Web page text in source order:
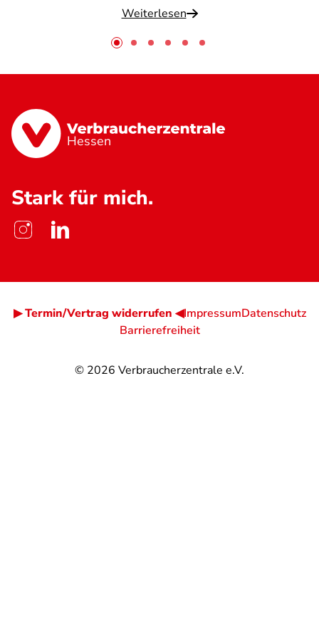
Weiterlesen
Hessen
Stark für mich.
© 2026 Verbraucherzentrale e.V.
▶ Termin/Vertrag widerrufen ◀ImpressumDatenschutz
Barrierefreiheit